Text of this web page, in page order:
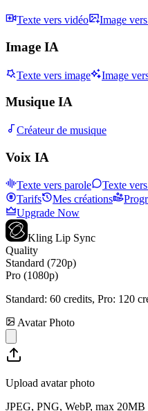
Texte vers vidéo Image
Image IA
Texte vers image Image
Musique IA
Créateur de musique
Voix IA
Texte vers parole Texte
Tarifs
Mes créations
Upgrade Now
Kling Lip Sync
Quality
Standard (720p)
Pro (1080p)
Standard: 60 credits, Pro: 120
Avatar Photo
Upload avatar photo
JPEG, PNG, WebP, max 20MB